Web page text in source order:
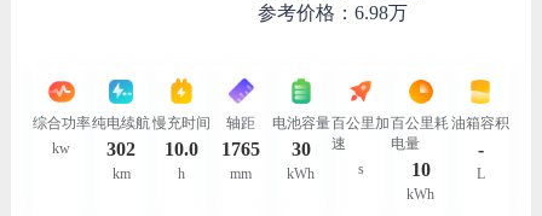
参考价格： 6.98万
综合功率
kw
纯电续航
302
km
慢充时间
10.0
h
轴距
1765
mm
电池容量
30
kWh
百公里加
速
s
百公里耗
电量
10
kWh
油箱容积
-
L